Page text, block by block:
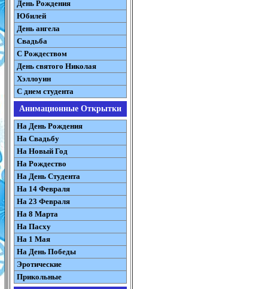
День Рождения
Юбилей
День ангела
Свадьба
С Рождеством
День святого Николая
Хэллоуин
С днем студента
Анимационные Открытки
На День Рождения
На Свадьбу
На Новый Год
На Рождество
На День Студента
На 14 Февраля
На 23 Февраля
На 8 Марта
На Пасху
На 1 Мая
На День Победы
Эротические
Прикольные